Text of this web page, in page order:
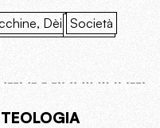
Dèi Società